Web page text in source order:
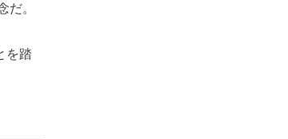
だ。
を踏